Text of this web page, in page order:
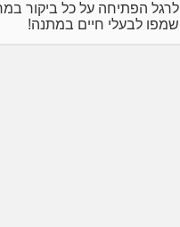
לרגל הפתיחה על כל ביקור
שמפו לבעלי חיים במתנה!